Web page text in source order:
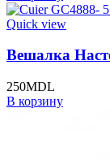
Quick view
Вешалка
250MDL
В корзину